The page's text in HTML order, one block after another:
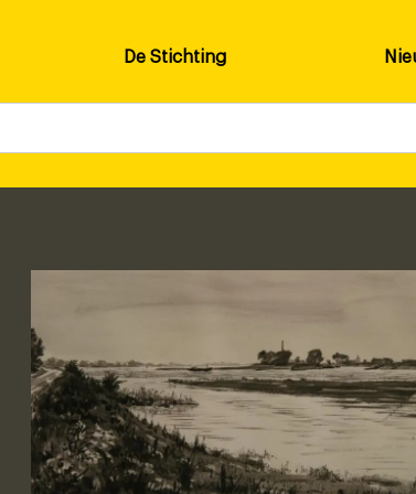
De Stichting